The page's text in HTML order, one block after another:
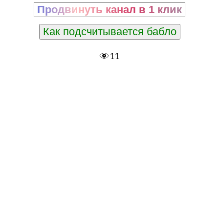
Продвинуть канал в 1 клик
Как подсчитывается бабло
11